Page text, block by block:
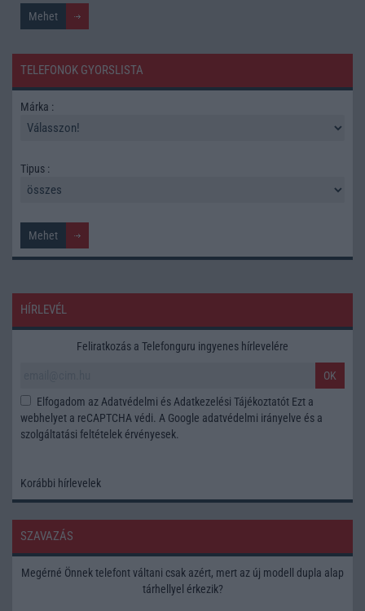
TELEFONOK GYORSLISTA
Márka :
Tipus :
HÍRLEVÉL
Feliratkozás a Telefonguru ingyenes hírlevelére
OK
Elfogadom az Adatvédelmi és Adatkezelési Tájékoztatót Ezt a
webhelyet a reCAPTCHA védi. A Google adatvédelmi irányelve és a
szolgáltatási feltételek érvényesek.
Korábbi hírlevelek
SZAVAZÁS
Megérné Önnek telefont váltani csak azért, mert az új modell dupla alap
tárhellyel érkezik?